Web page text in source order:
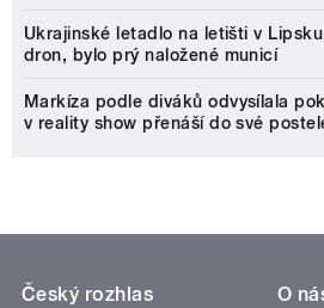
Ukrajinské letadlo na letišti v
dron, bylo prý naložené municí
Markíza podle diváků odvysílala
v reality show přenáší do své
Český rozhlas
O